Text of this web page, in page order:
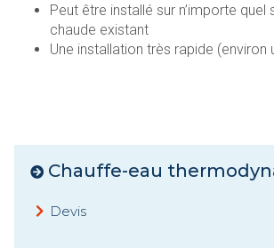
Peut être installé sur n’importe quel
chaude existant
Une installation très rapide (environ
Chauffe-eau
Devis